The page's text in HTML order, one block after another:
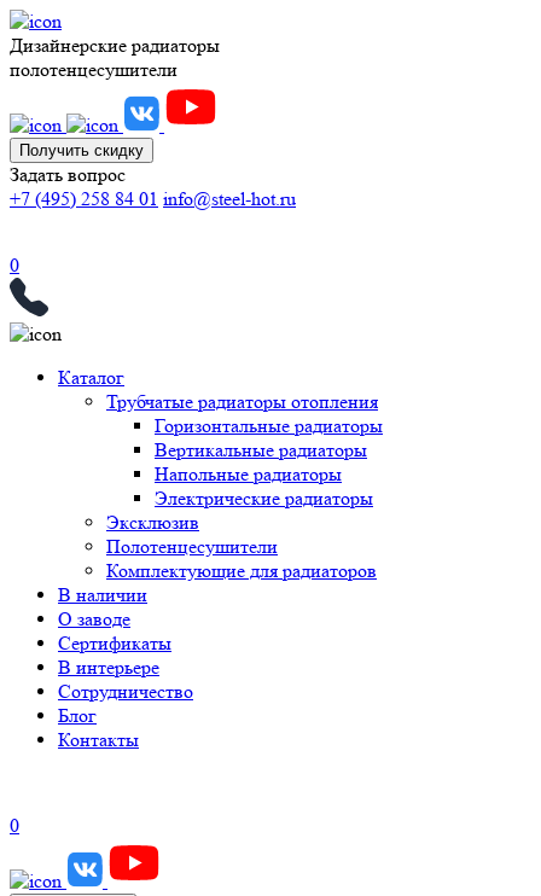
Дизайнерские радиаторы
полотенцесушители
Получить скидку
Задать вопрос
+7 (495) 258 84 01 info@steel-hot.ru
0
Каталог
Трубчатые радиаторы отопления
Горизонтальные радиаторы
Вертикальные радиаторы
Напольные радиаторы
Электрические радиаторы
Эксклюзив
Полотенцесушители
Комплектующие для радиаторов
В наличии
О заводе
Сертификаты
В интерьере
Сотрудничество
Блог
Контакты
0